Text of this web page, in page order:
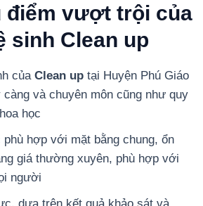
điểm vượt trội của
sinh Clean up
củaClean up tại Huyện Phú Giáo
và chuyên môn cũng như quy
học
hợp với mặt bằng chung, ổn
giá thường xuyên, phù hợp với
người